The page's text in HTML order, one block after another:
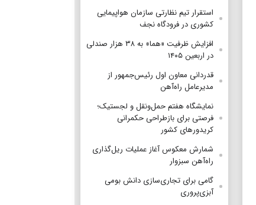
استقرار تیم‌ نظارتی سازمان هواپیمایی
کشوری در فرودگاه نجف
افزایش ظرفیت «هما» به ۳۸ هزار صندلی
در اربعین ۱۴۰۵
قدردانی معاون اول رئیس‌جمهور از
مدیرعامل راه‌آهن
نمایشگاه هفتم حمل‌ونقل و لجستیک؛
فرصتی برای بازطراحی حکمرانی
کریدورهای کشور
شمارش معکوس آغاز عملیات ریل‌گذاری
راه‌آهن سبزوار
گامی برای تجاری‌سازی دانش بومی
آبزی‌پروری